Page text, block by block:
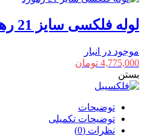
لوله فلکسی سایز 21 رهورد خراسان
موجود در انبار
4,775,000 تومان
بستن
توضیحات
توضیحات تکمیلی
نظرات (0)